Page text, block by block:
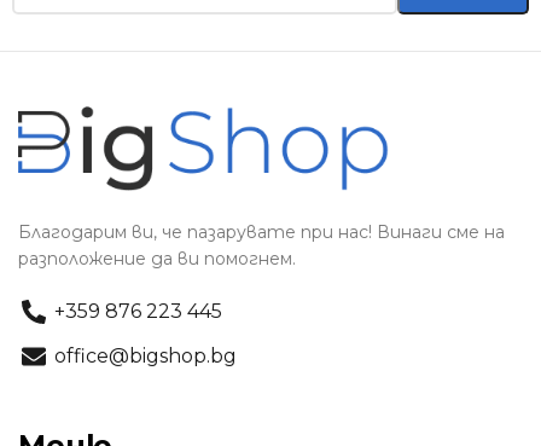
Благодарим ви, че пазарувате при нас! Винаги сме на
разположение да ви помогнем.
+359 876 223 445
office@bigshop.bg